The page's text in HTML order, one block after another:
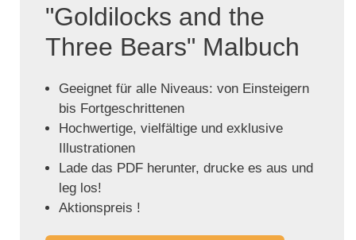
"Goldilocks and the
Three Bears" Malbuch
Geeignet für alle Niveaus: von Einsteigern
bis Fortgeschrittenen
Hochwertige, vielfältige und exklusive
Illustrationen
Lade das PDF herunter, drucke es aus und
leg los!
Aktionspreis !